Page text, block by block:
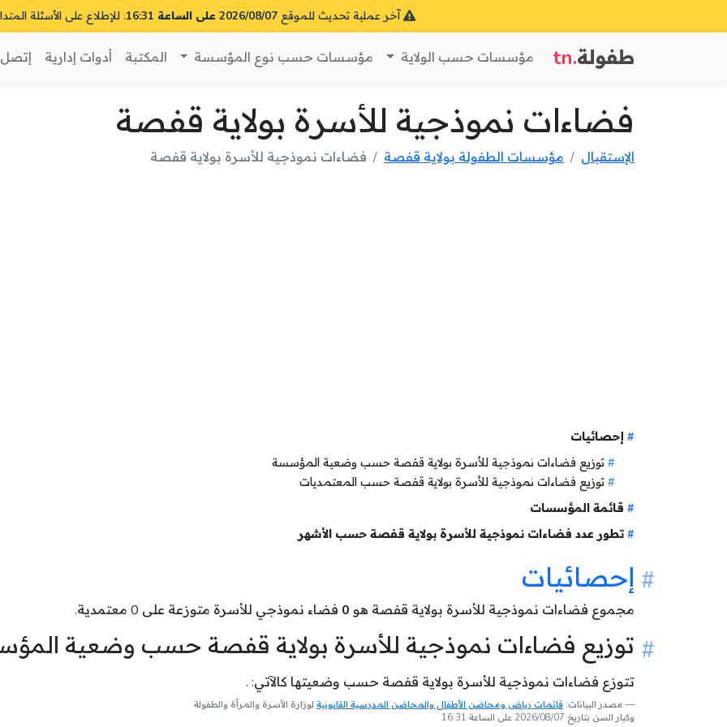
آخر عملية تحديث للموقع 2026/08/07 على الساعة 16:31 . للإطلاع على الأسئلة
طفولة.tn مؤسسات حسب الولاية مؤسسات حسب نوع المؤسسة المكتبة أدوات إدارية إتصل
فضاءات نموذجية للأسرة بولاية قفصة
الإستقبال مؤسسات الطفولة بولاية قفصة فضاءات نموذجية للأسرة بولاية قفصة
إحصائيات
توزيع فضاءات نموذجية للأسرة بولاية قفصة حسب وضعية المؤسسة
توزيع فضاءات نموذجية للأسرة بولاية قفصة حسب المعتمديات
قائمة المؤسسات
تطور عدد فضاءات نموذجية للأسرة بولاية قفصة حسب الأشهر
إحصائيات
مجموع فضاءات نموذجية للأسرة بولاية قفصة هو 0 فضاء نموذجي للأسرة متوزعة على 0 معتمدية.
توزيع فضاءات نموذجية للأسرة بولاية قفصة حسب وضعية
تتوزع فضاءات نموذجية للأسرة بولاية قفصة حسب وضعيتها كالآتي: .
مصدر البيانات: قائمات رياض ومحاضن الأطفال والمحاضن المدرسية القانونية لوزارة الأسرة والمرأة والطفولة
وكبار السن بتاريخ 2026/08/07 على الساعة 16:31